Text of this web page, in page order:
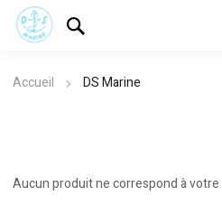
Accueil DS Marine
Aucun produit ne correspond à